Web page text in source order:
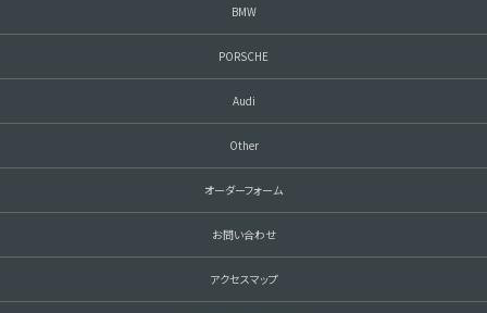
BMW
PORSCHE
Audi
Other
オーダーフォーム
お問い合わせ
アクセスマップ